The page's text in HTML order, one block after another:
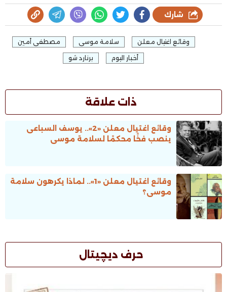
شارك
وقائع اغتيال معلن سلامة موسى مصطفى أمين
أخبار اليوم برنارد شو
ذات علاقة
وقائع اغتيال معلن «2».. يوسف السباعى
ينصب فخًا محكمًا لسلامة موسى
وقائع اغتيال معلن «1».. لماذا يكرهون سلامة
موسى؟
حرف ديچيتال